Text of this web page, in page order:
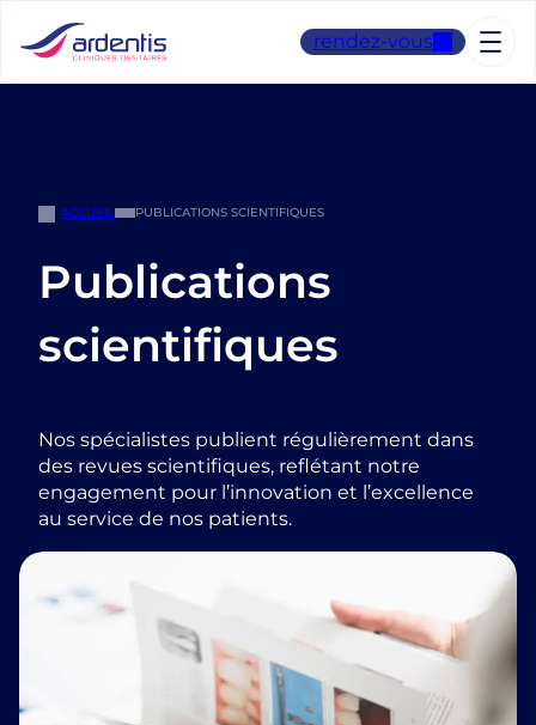
contenu
rendez-vous
ACCUEIL PUBLICATIONS SCIENTIFIQUES
Publications
scientifiques
Nos spécialistes publient régulièrement dans
des revues scientifiques, reflétant notre
engagement pour l’innovation et l’excellence
au service de nos patients.